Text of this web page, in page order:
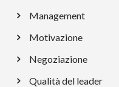
Management
Motivazione
Negoziazione
Qualità del leader